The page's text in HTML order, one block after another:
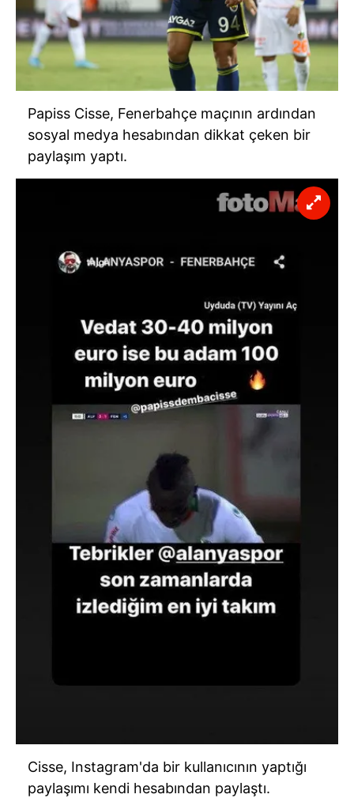
Papiss Cisse, Fenerbahçe maçının ardından
sosyal medya hesabından dikkat çeken bir
paylaşım yaptı.
Cisse, Instagram'da bir kullanıcının yaptığı
paylaşımı kendi hesabından paylaştı.